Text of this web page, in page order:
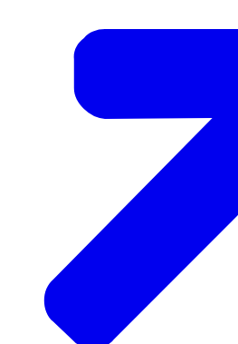
Je mag ze wel… wijzen op hun
je moet ze wel beschermen
met praten, praatjes van
de baas daarboven.
Ik vond dat belangrijk, want
in de politiek-ambtelijke
er genoeg geweest.
Heb ik ook meegemaakt.